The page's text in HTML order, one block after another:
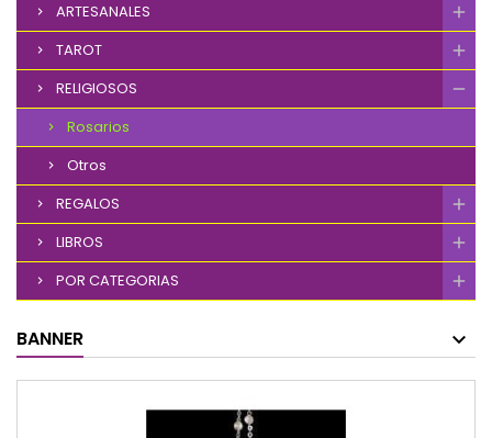
ARTESANALES
TAROT
RELIGIOSOS
Rosarios
Otros
REGALOS
LIBROS
POR CATEGORIAS
BANNER